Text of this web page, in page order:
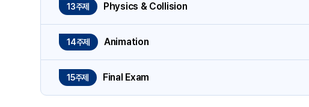
13주제 Physics & Collision
14주제 Animation
15주제 Final Exam